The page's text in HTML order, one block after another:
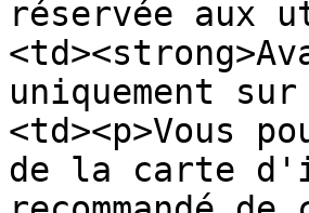
réservée aux
uniquement
<td><p>Vous
de la carte